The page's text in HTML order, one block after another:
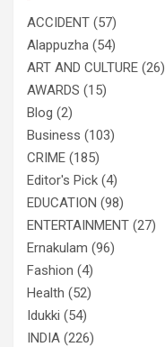
ACCIDENT (57)
Alappuzha (54)
ART AND CULTURE (26)
AWARDS (15)
Blog (2)
Business (103)
CRIME (185)
Editor's Pick (4)
EDUCATION (98)
ENTERTAINMENT (27)
Ernakulam (96)
Fashion (4)
Health (52)
Idukki (54)
INDIA (226)